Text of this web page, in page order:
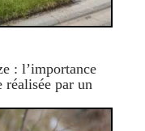
: l’importance
réalisée par un